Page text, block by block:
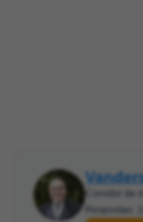
Corretor de
Respostas: